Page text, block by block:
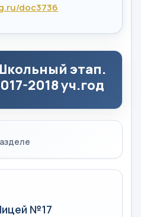
doc3736
этап.
2018 уч.год
№17